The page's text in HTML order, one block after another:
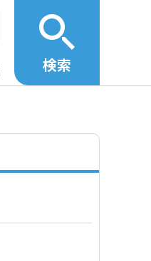
検索